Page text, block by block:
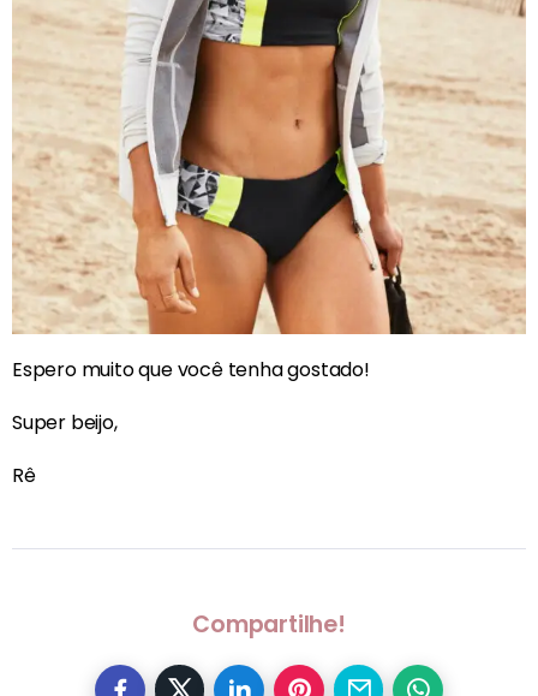
Espero muito que você tenha gostado!
Super beijo,
Rê
Compartilhe!